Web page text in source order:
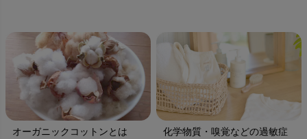
オーガニックコットンとは
化学物質・嗅覚などの過敏症